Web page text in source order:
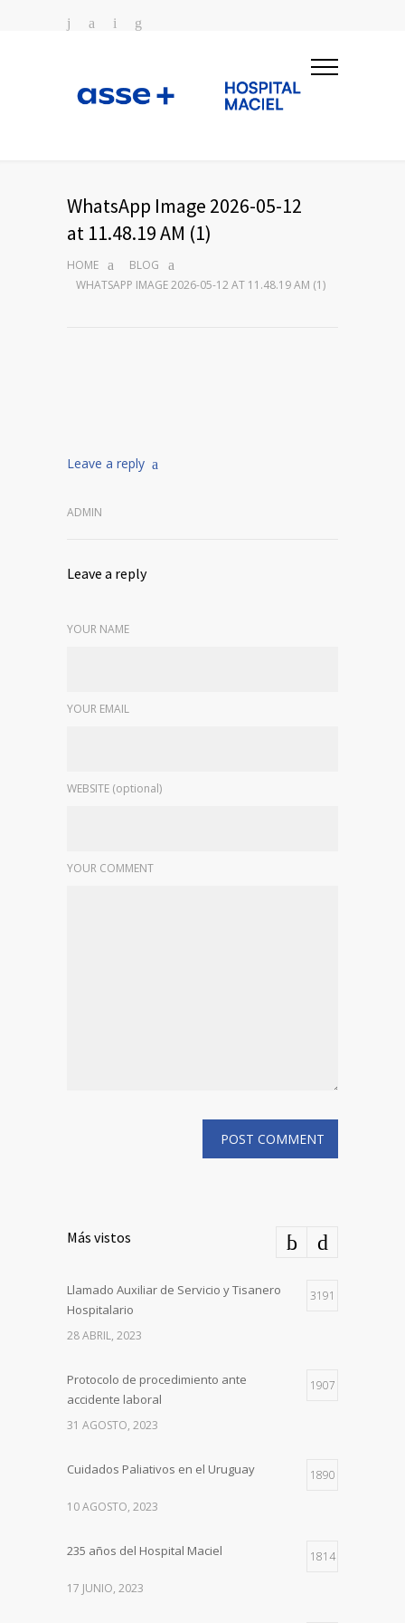
WhatsApp Image 2026-05-12
at 11.48.19 AM (1)
HOME
BLOG
WHATSAPP IMAGE 2026-05-12 AT 11.48.19 AM (1)
Leave a reply
ADMIN
Leave a reply
YOUR NAME
YOUR EMAIL
WEBSITE (optional)
YOUR COMMENT
Más vistos
Llamado Auxiliar de Servicio y Tisanero
Hospitalario
3191
28 ABRIL, 2023
Protocolo de procedimiento ante
accidente laboral
1907
31 AGOSTO, 2023
Cuidados Paliativos en el Uruguay 1890
10 AGOSTO, 2023
235 años del Hospital Maciel 1814
17 JUNIO, 2023